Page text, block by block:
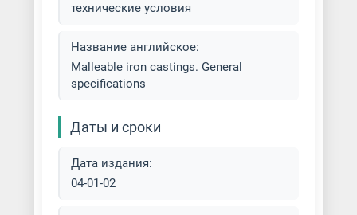
Центробежное литье
технические условия
Название английское:
Malleable iron castings. General
specifications
Даты и сроки
Дата издания:
04-01-02